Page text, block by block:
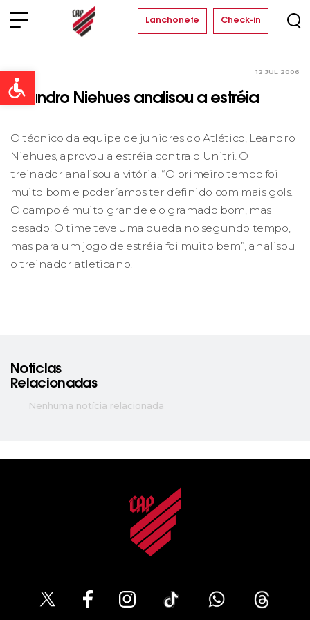
Open toolbar
Lanchonete Check-in
12 JUL 2006
Leandro Niehues analisou a estréia
O técnico da equipe de juniores do Atlético, Leandro
Niehues, aprovou a estréia contra o Unitri. O
treinador analisou a vitória. “O primeiro tempo foi
muito bom e poderíamos ter definido com mais gols.
O campo é muito grande e o gramado bom, mas
pesado. O time teve uma queda no segundo tempo,
mas para um jogo de estréia foi muito bem”, analisou
o treinador atleticano.
Notícias
Relacionadas
Nenhuma notícia relacionada